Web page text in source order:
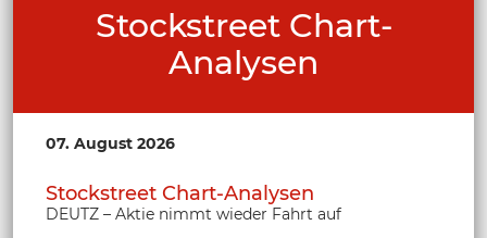
Stockstreet Chart-
Analysen
07. August 2026
Stockstreet Chart-Analysen
DEUTZ – Aktie nimmt wieder Fahrt auf